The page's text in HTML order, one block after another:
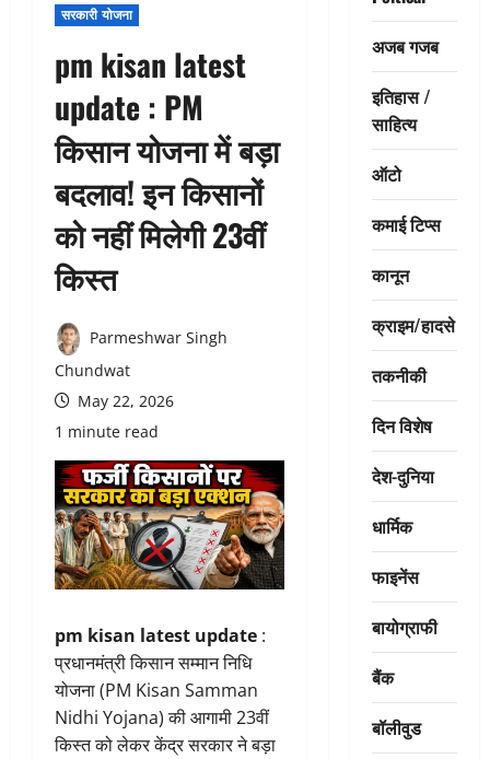
सरकारी योजना
pm kisan latest
update : PM
किसान योजना में बड़ा
बदलाव! इन किसानों
को नहीं मिलेगी 23वीं
किस्त
Parmeshwar Singh
Chundwat
May 22, 2026
1 minute read
pm kisan latest update :
प्रधानमंत्री किसान सम्मान निधि
योजना (PM Kisan Samman
Nidhi Yojana) की आगामी 23वीं
किस्त को लेकर केंद्र सरकार ने बड़ा
अजब गजब
इतिहास /
साहित्य
ऑटो
कमाई टिप्स
कानून
क्राइम/हादसे
तकनीकी
दिन विशेष
देश-दुनिया
धार्मिक
फाइनेंस
बायोग्राफी
बैंक
बॉलीवुड